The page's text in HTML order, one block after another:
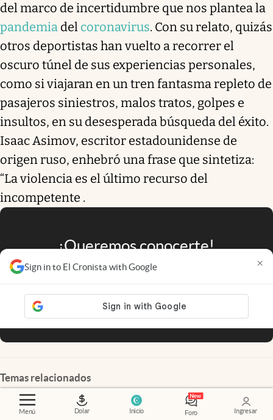
Menú Dolar Inicio Foro Ingresar
Sign in to El Cronista with Google ×
del marco de incertidumbre que nos plantea la
pandemia del coronavirus. Con su relato, quizás
otros deportistas han vuelto a recorrer el
oscuro túnel de sus experiencias personales,
como si viajaran en un tren fantasma repleto de
pasajeros siniestros, malos tratos, golpes e
insultos, en su desesperada búsqueda del éxito.
Isaac Asimov, escritor estadounidense de
origen ruso, enhebró una frase que sintetiza:
“La violencia es el último recurso del
incompetente .
¡Queremos conocerte!
Registrate sin cargoen El Cronista
Quiero registrarme
Temas relacionados
tenis adolescencia infancia